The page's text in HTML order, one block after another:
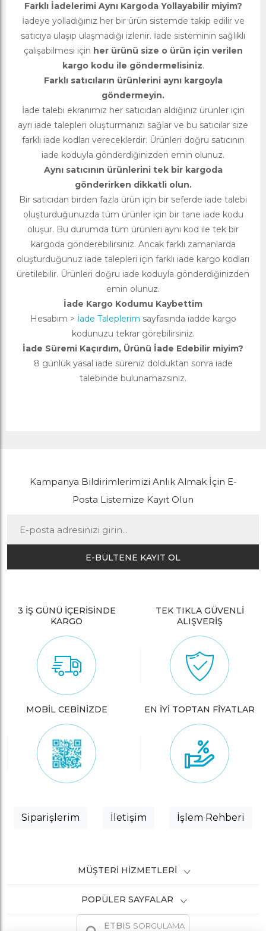
Farklı İadelerimi Aynı Kargoda Yollayabilir miyim?
İadeye yolladığınız her bir ürün sistemde takip edilir ve
satıcıya ulaşıp ulaşmadığı izlenir. İade sisteminin sağlıklı
çalışabilmesi için her ürünü size o ürün için verilen
kargo kodu ile göndermelisiniz.
Farklı satıcıların ürünlerini aynı kargoyla
göndermeyin.
İade talebi ekranımız her satıcıdan aldığınız ürünler için
ayrı iade talepleri oluşturmanızı sağlar ve bu satıcılar size
farklı iade kodları vereceklerdir. Ürünleri doğru satıcının
iade koduyla gönderdiğinizden emin olunuz.
Aynı satıcının ürünlerini tek bir kargoda
gönderirken dikkatli olun.
Bir satıcıdan birden fazla ürün için bir seferde iade talebi
oluşturduğunuzda tüm ürünler için bir tane iade kodu
oluşur. Bu durumda tüm ürünleri aynı kod ile tek bir
kargoda gönderebilirsiniz. Ancak farklı zamanlarda
oluşturduğunuz iade talepleri için farklı iade kargo kodları
üretilebilir. Ürünleri doğru iade koduyla gönderdiğinizden
emin olunuz.
İade Kargo Kodumu Kaybettim
Hesabım > İade Taleplerim sayfasında iadde kargo
kodunuzu tekrar görebilirsiniz.
İade Süremi Kaçırdım, Ürünü İade Edebilir miyim?
8 günlük yasal iade süreniz dolduktan sonra iade
talebinde bulunamazsınız.
Kampanya Bildirimlerimizi Anlık Almak İçin E-
Posta Listemize Kayıt Olun
E-BÜLTENE KAYIT OL
3 İŞ GÜNÜ İÇERİSİNDE
KARGO
TEK TIKLA GÜVENLİ
ALIŞVERİŞ
MOBİL CEBİNİZDE EN İYİ TOPTAN FİYATLAR
Siparişlerim İletişim İşlem Rehberi
MÜŞTERI HIZMETLERI
POPÜLER SAYFALAR
ETBIS SORGULAMA